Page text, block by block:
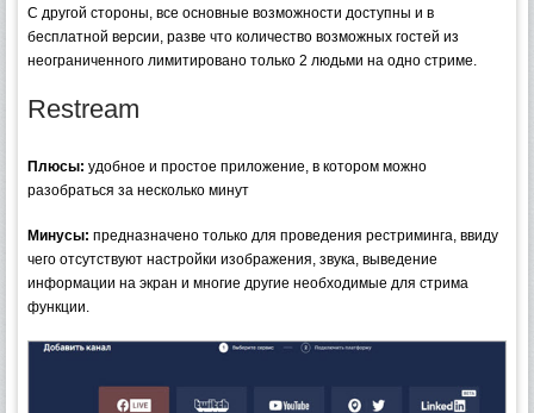
С другой стороны, все основные возможности доступны и в
бесплатной версии, разве что количество возможных гостей из
неограниченного лимитировано только 2 людьми на одно стриме.
Restream
Плюсы: удобное и простое приложение, в котором можно
разобраться за несколько минут
Минусы: предназначено только для проведения рестриминга, ввиду
чего отсутствуют настройки изображения, звука, выведение
информации на экран и многие другие необходимые для стрима
функции.